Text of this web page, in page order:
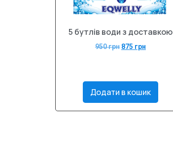
5 бутлів води з доставкою
950грн 875 грн
Додати в кошик